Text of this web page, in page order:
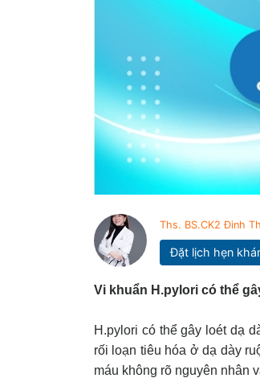
Ths. BS.CK2 Đinh
Đặt lịch hẹn
Vi khuẩn H.pylori có thể
H.pylori có thể gây loét dạ
rối loạn tiêu hóa ở dạ dày
máu không rõ nguyên nhân